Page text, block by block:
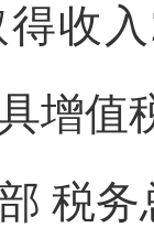
收
增值
税